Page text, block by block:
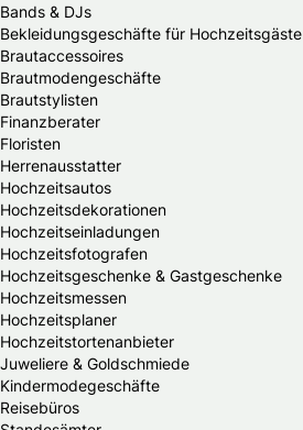
Bands & DJs
Bekleidungsgeschäfte für Hochzeitsgäste
Brautaccessoires
Brautmodengeschäfte
Brautstylisten
Finanzberater
Floristen
Herrenausstatter
Hochzeitsautos
Hochzeitsdekorationen
Hochzeitseinladungen
Hochzeitsfotografen
Hochzeitsgeschenke & Gastgeschenke
Hochzeitsmessen
Hochzeitsplaner
Hochzeitstortenanbieter
Juweliere & Goldschmiede
Kindermodegeschäfte
Reisebüros